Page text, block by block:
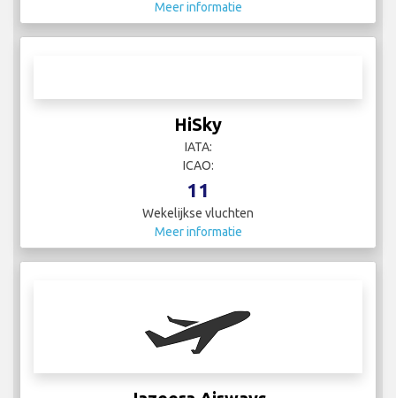
Meer informatie
HiSky
IATA:
ICAO:
11
Wekelijkse vluchten
Meer informatie